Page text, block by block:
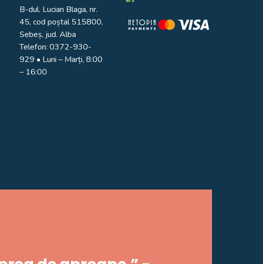
B-dul. Lucian Blaga, nr.
45, cod poștal 515800,
Sebeș, jud. Alba
Telefon:0372-930-
929 • Luni – Marți, 8:00
– 16:00